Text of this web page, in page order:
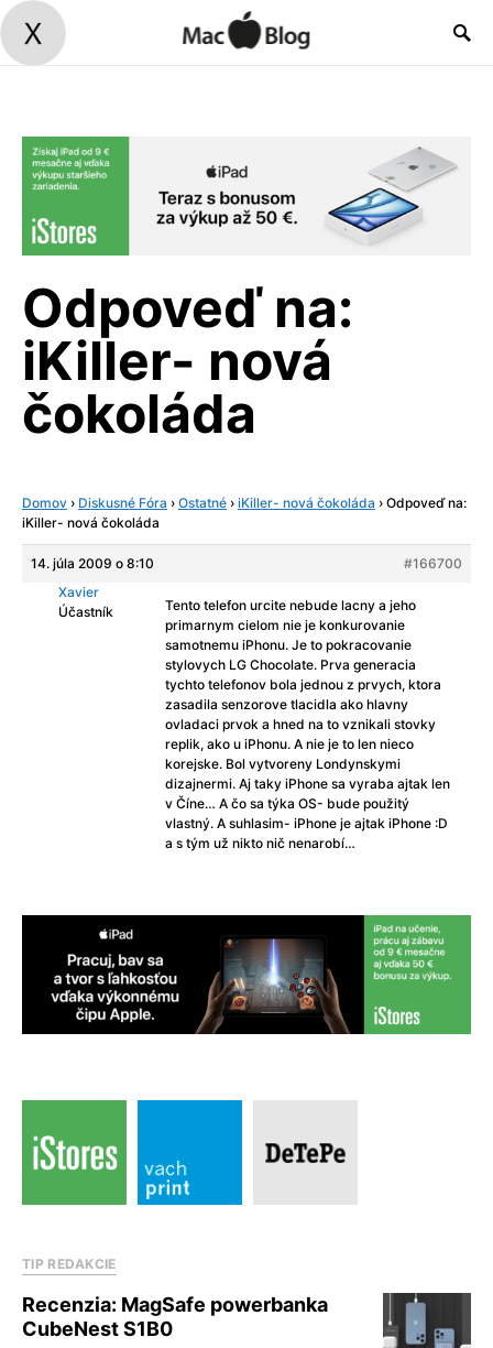
Odpoveď na:
iKiller- nová
čokoláda
Domov › Diskusné Fóra › Ostatné › iKiller- nová čokoláda › Odpoveď na:
iKiller- nová čokoláda
14. júla 2009 o 8:10
#166700
Xavier
Účastník
Tento telefon urcite nebude lacny a jeho
primarnym cielom nie je konkurovanie
samotnemu iPhonu. Je to pokracovanie
stylovych LG Chocolate. Prva generacia
tychto telefonov bola jednou z prvych, ktora
zasadila senzorove tlacidla ako hlavny
ovladaci prvok a hned na to vznikali stovky
replik, ako u iPhonu. A nie je to len nieco
korejske. Bol vytvoreny Londynskymi
dizajnermi. Aj taky iPhone sa vyraba ajtak len
v Číne… A čo sa týka OS- bude použitý
vlastný. A suhlasim- iPhone je ajtak iPhone :D
a s tým už nikto nič nenarobí…
TIP REDAKCIE
Recenzia: MagSafe powerbanka
CubeNest S1B0